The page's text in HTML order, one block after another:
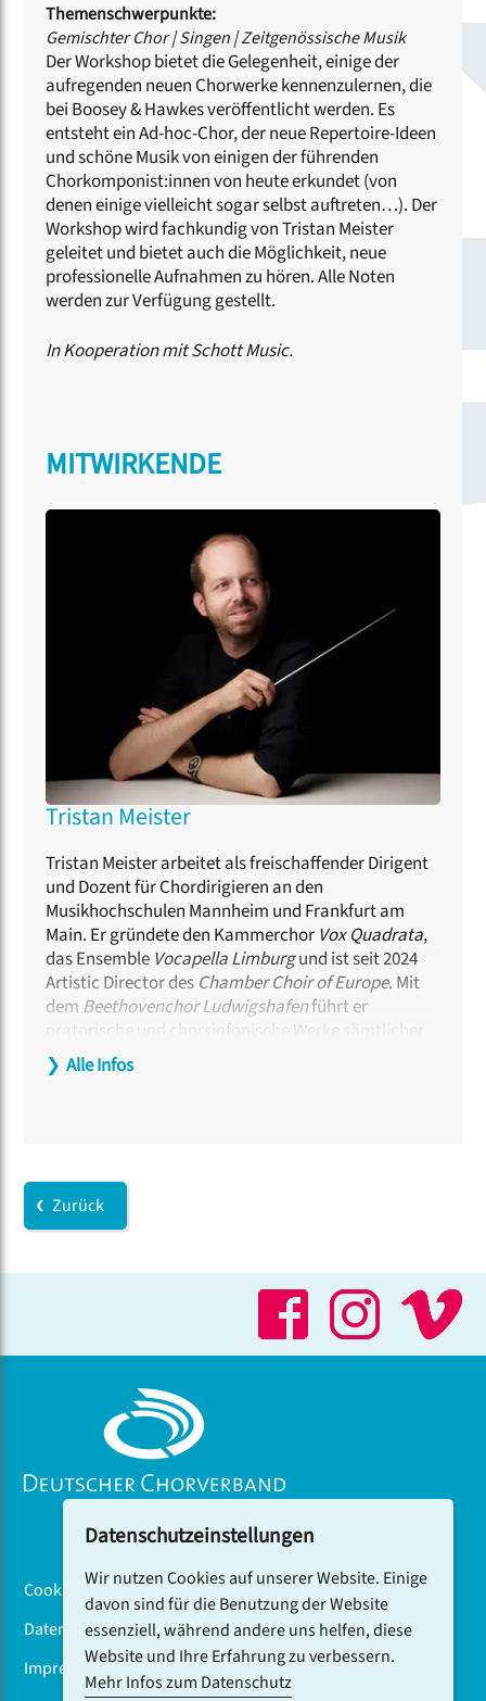
Themenschwerpunkte:
Gemischter Chor|Singen|Zeitgenössische Musik
Der Workshop bietet die Gelegenheit, einige der
aufregenden neuen Chorwerke kennenzulernen, die
bei Boosey & Hawkes veröffentlicht werden. Es
entsteht ein Ad-hoc-Chor, der neue Repertoire-Ideen
und schöne Musik von einigen der führenden
Chorkomponist:innen von heute erkundet (von
denen einige vielleicht sogar selbst auftreten…). Der
Workshop wird fachkundig von Tristan Meister
geleitet und bietet auch die Möglichkeit, neue
professionelle Aufnahmen zu hören. Alle Noten
werden zur Verfügung gestellt.
In Kooperation mit Schott Music.
MITWIRKENDE
Tristan Meister
Tristan Meister arbeitet als freischaffender Dirigent
und Dozent für Chordirigieren an den
Musikhochschulen Mannheim und Frankfurt am
Main. Er gründete den Kammerchor Vox Quadrata,
das Ensemble Vocapella Limburgund ist seit 2024
Artistic Director des Chamber Choir of Europe. Mit
dem Beethovenchor Ludwigshafenführt er
oratorische und chorsinfonische Werke sämtlicher
Epochen auf und arbeitet mit renommierten
Orchestern zusammen. Zahlreiche Rundfunk- und
und Kursleiter bei nationalen und internationalen
Chorfestivals zu Gast.
❯ Alle Infos
Zurück
Cookiebanner
Datenschutz
Impressum
Datenschutzeinstellungen
Wir nutzen Cookies auf unserer Website. Einige
davon sind für die Benutzung der Website
essenziell, während andere uns helfen, diese
Website und Ihre Erfahrung zu verbessern.
Mehr Infos zum Datenschutz